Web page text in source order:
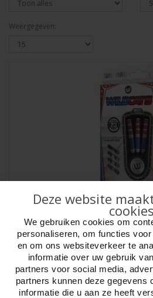
Weergegeven:
Darts Winmau Wildcats 21 gr
Artikelnr:307721
Darts Winmau Wildcats. Gewicht 21
Inclusief Prism ProForce shafts met spa..
Deze website
cookies
We gebruiken cookies om
personaliseren, om functies
en om ons websiteverkeer te
informatie over uw gebruik
partners voor social media,
partners kunnen deze gegevens
informatie die u aan ze heeft